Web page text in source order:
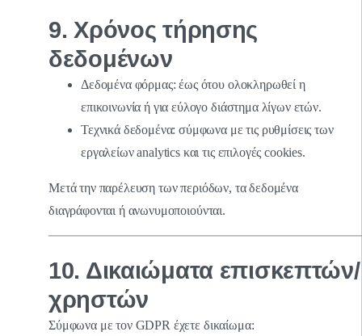
9. Χρόνος τήρησης
δεδομένων
Δεδομένα φόρμας: έως ότου ολοκληρωθεί η
επικοινωνία ή για εύλογο διάστημα λίγων ετών.
Τεχνικά δεδομένα: σύμφωνα με τις ρυθμίσεις των
εργαλείων analytics και τις επιλογές cookies.
Μετά την παρέλευση των περιόδων, τα δεδομένα
διαγράφονται ή ανωνυμοποιούνται.
10. Δικαιώματα επισκεπτών/
χρηστών
Σύμφωνα με τον GDPR έχετε δικαίωμα: